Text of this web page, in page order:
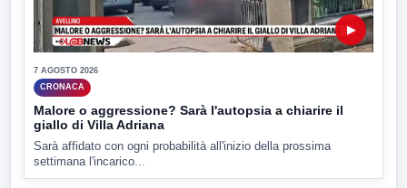
▶
7 AGOSTO 2026
CRONACA
Malore o aggressione? Sarà l'autopsia a chiarire il
giallo di Villa Adriana
Sarà affidato con ogni probabilità all'inizio della prossima
settimana l'incarico...